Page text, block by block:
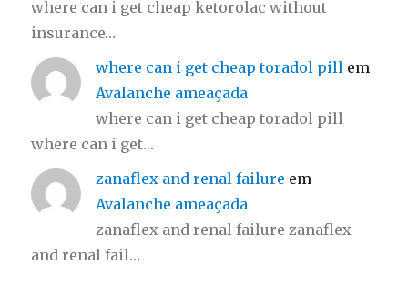
where can i get cheap ketorolac without
insurance…
where can i get cheap toradol pill em
Avalanche ameaçada
where can i get cheap toradol pill
where can i get…
zanaflex and renal failure em
Avalanche ameaçada
zanaflex and renal failure zanaflex
and renal fail…